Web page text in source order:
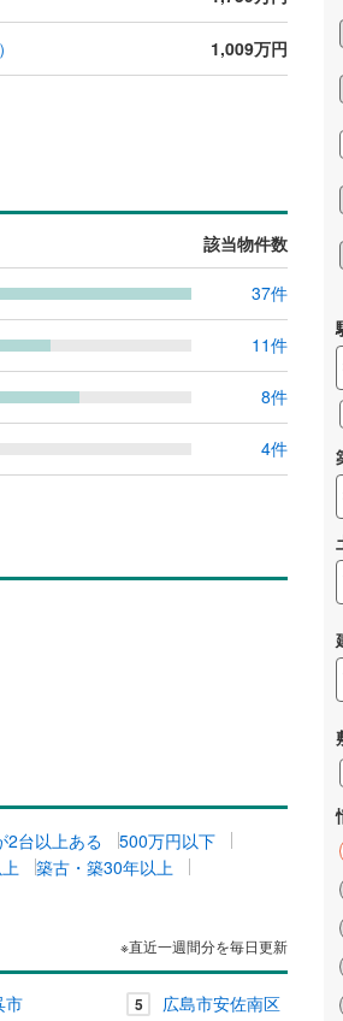
1,009万円
該当物件数
37件
11件
8件
4件
2台以上ある
500万円以下
築古・築30年以上
※直近一週間分を毎日更新
市 5 広島市安佐南区
住宅性能評価付き（0）